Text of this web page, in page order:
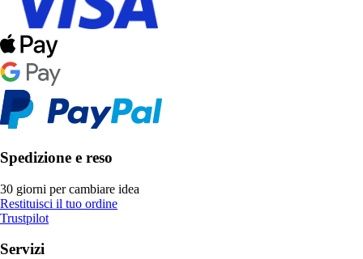
Spedizione e reso
30 giorni per cambiare idea
Restituisci il tuo ordine
Trustpilot
Servizi